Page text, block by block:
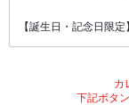
【誕生日・記念日限
カ
下記ボタ